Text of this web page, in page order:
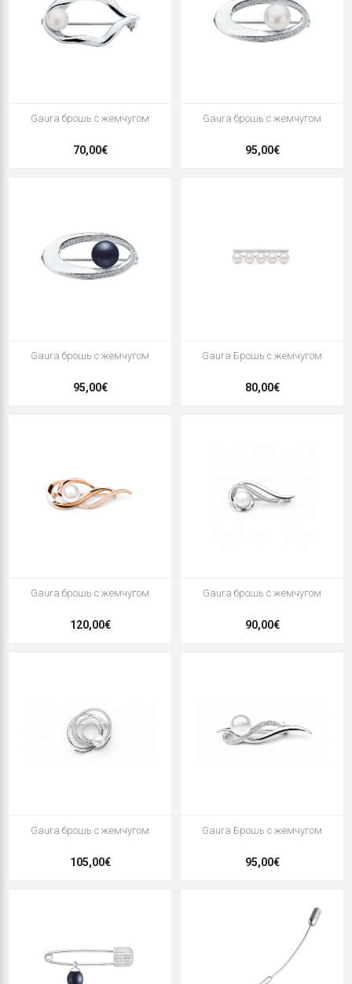
Gaura брошь с жемчугом
70,00€
Gaura брошь с жемчугом
95,00€
Gaura брошь с жемчугом
95,00€
Gaura Брошь с жемчугом
80,00€
Gaura брошь с жемчугом
120,00€
Gaura брошь с жемчугом
90,00€
Gaura брошь с жемчугом
105,00€
Gaura Брошь с жемчугом
95,00€